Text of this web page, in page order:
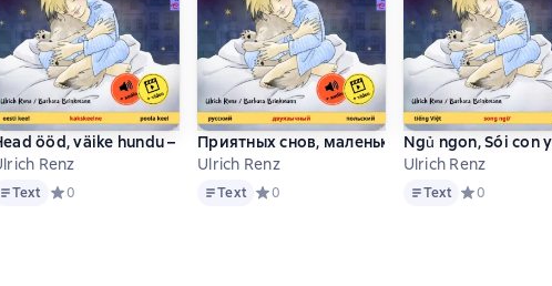
(українською – польською)
снів, маленький вовчикy (polski – ukraiński)
0 оценок
ööd, väike hundu – Śpij dobrze, mały wilku (eesti keel – poola keel)
Renz
TextText Средний рейтинг 0 на основе 0 оценок
0
Приятных снов, маленький волчонок – Śpij
Ulrich Renz
TextText Средний рейтинг 0 на основе 0 оценок
0
Ngủ ngon, Sói con
Ulrich Renz
TextText Средний
0